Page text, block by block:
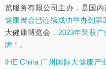
览服务有限公司主办，是国内
健康展会已连续成功举办到第
大健康博览会， 2023年荣获
牌 ！。
IHE China 广州国际大健康产